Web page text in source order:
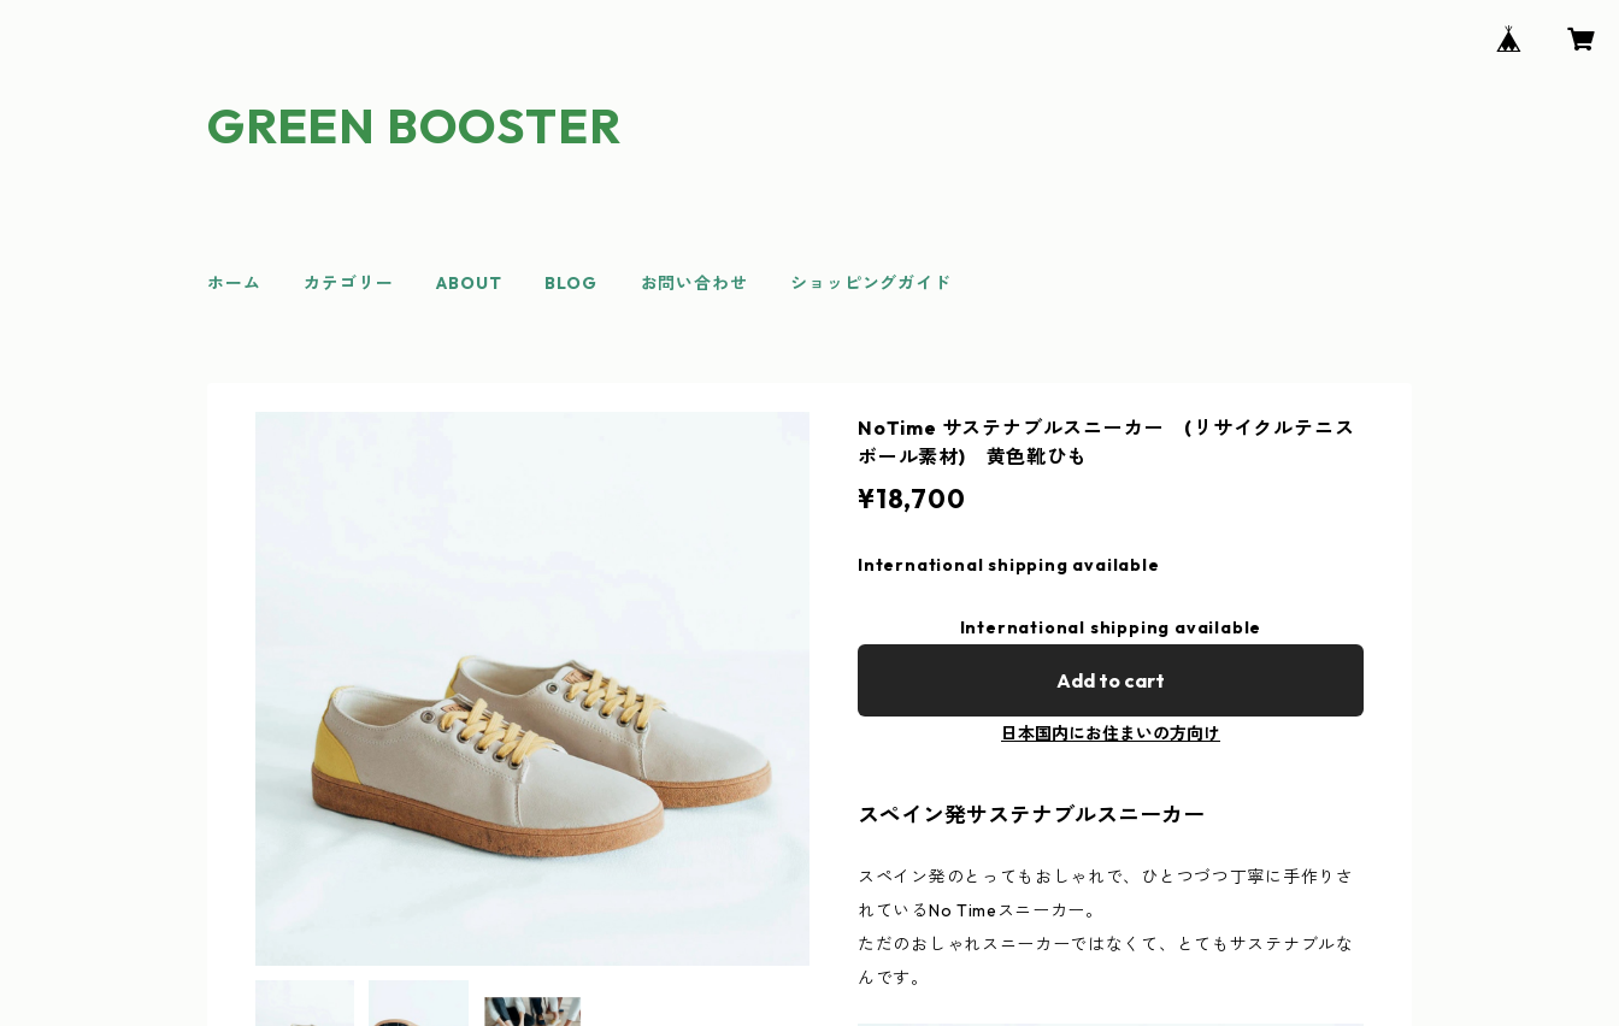
GREEN BOOSTER
ホーム カテゴリー ABOUT BLOG お問い合わせ ショッピングガイド
NoTime サステナブルスニーカー (リサイクルテニス
ボール素材) 黄色靴ひも
¥18,700
International shipping available
International shipping available
Add to cart
日本国内にお住まいの方向け
スペイン発サステナブルスニーカー
スペイン発のとってもおしゃれで、ひとつづつ丁寧に手作りさ
れているNo Timeスニーカー。
ただのおしゃれスニーカーではなくて、とてもサステナブルな
んです。